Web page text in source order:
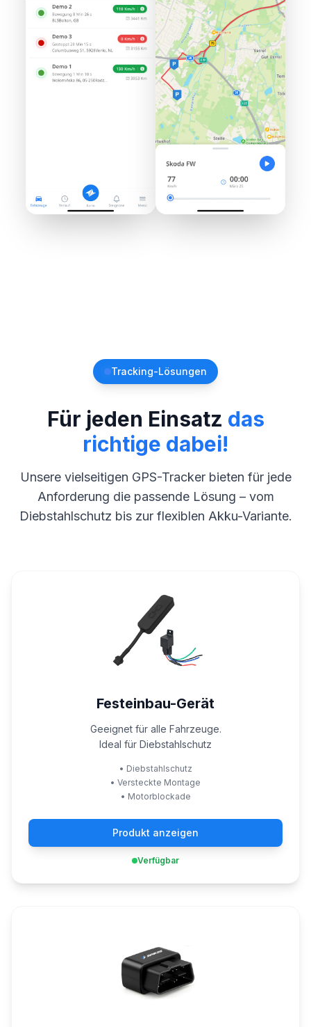
Tracking-Lösungen
Für jeden Einsatz das
richtige dabei!
Unsere vielseitigen GPS-Tracker bieten für jede
Anforderung die passende Lösung – vom
Diebstahlschutz bis zur flexiblen Akku-Variante.
Festeinbau-Gerät
Geeignet für alle Fahrzeuge.
Ideal für Diebstahlschutz
• Diebstahlschutz
• Versteckte Montage
• Motorblockade
Produkt anzeigen
Verfügbar